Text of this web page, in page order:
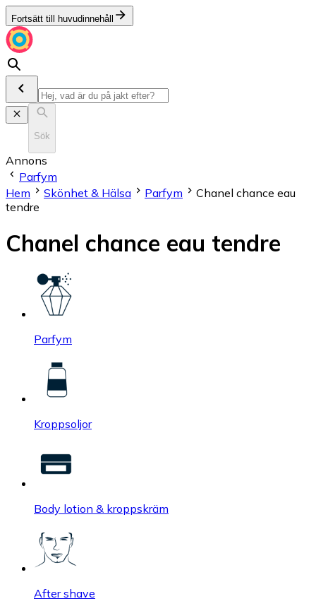
Fortsätt till huvudinnehåll
Sök
Annons
Parfym
Hem
Skönhet & Hälsa Parfym
Chanel chance eau
tendre
Chanel chance eau tendre
Parfym
Kroppsoljor
Body lotion & kroppskräm
After shave